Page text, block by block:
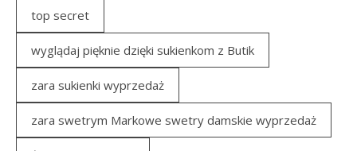
top secret
wyglądaj pięknie dzięki sukienkom z Butik
zara sukienki wyprzedaż
zara swetrym Markowe swetry damskie wyprzedaż